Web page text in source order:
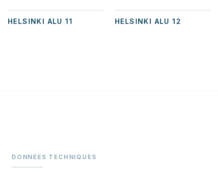
HELSINKI ALU 11 HELSINKI ALU 12
DONNÉES TECHNIQUES